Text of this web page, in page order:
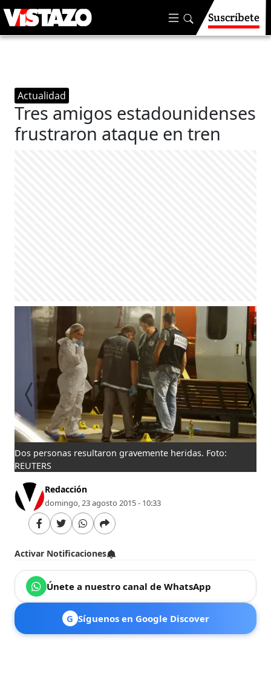
Suscríbete
Actualidad
Tres amigos estadounidenses
frustraron ataque en tren
Dos personas resultaron gravemente heridas. Foto:
REUTERS
Redacción
domingo, 23 agosto 2015 - 10:33
Activar Notificaciones
Únete a nuestro canal de WhatsApp
G Síguenos en Google Discover